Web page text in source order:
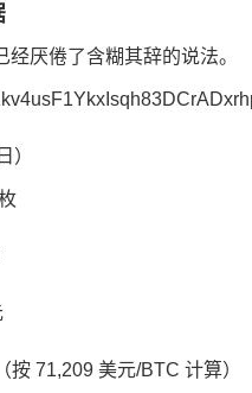
厌倦了含糊其辞的说法。
）
71,209 美元/BTC 计算）